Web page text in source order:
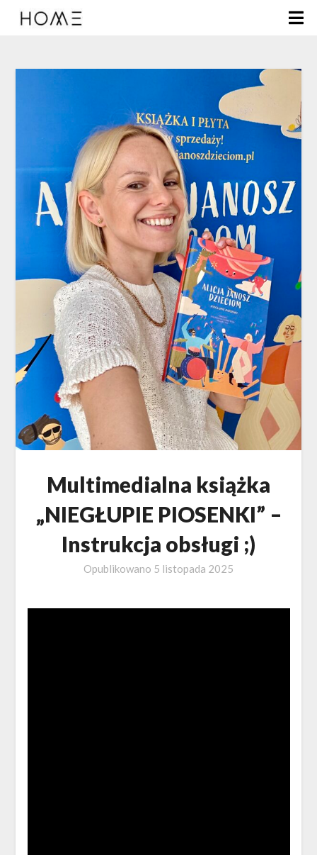
Multimedialna książka
„NIEGŁUPIE PIOSENKI” –
Instrukcja obsługi ;)
Opublikowano 5 listopada 2025